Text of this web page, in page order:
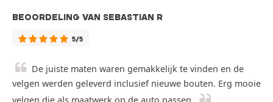
BEOORDELING VAN SEBASTIAN R
5/5
De juiste maten waren gemakkelijk te vinden en de
velgen werden geleverd inclusief nieuwe bouten. Erg mooie